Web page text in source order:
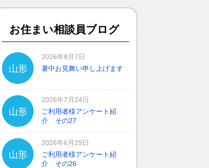
お住まい相談員ブログ
山形
2026年8月7日
暑中お見舞い申し上げます
山形
2026年7月24日
ご利用者様アンケート紹
介 その27
山形
2026年6月29日
ご利用者様アンケート紹
介 その26